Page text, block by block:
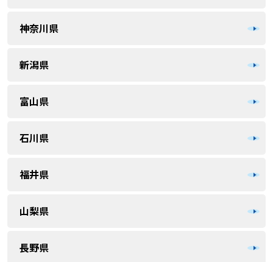
神奈川県
新潟県
富山県
石川県
福井県
山梨県
長野県